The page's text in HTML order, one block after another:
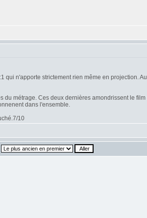
n'apporte strictement rien même en projection.
métrage. Ces deux dernières amondrissent le
dans l'ensemble.
10